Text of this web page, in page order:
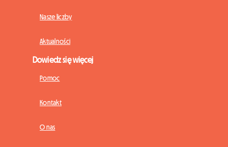
Nasze liczby
Aktualności
Dowiedz się więcej
Pomoc
Kontakt
O nas